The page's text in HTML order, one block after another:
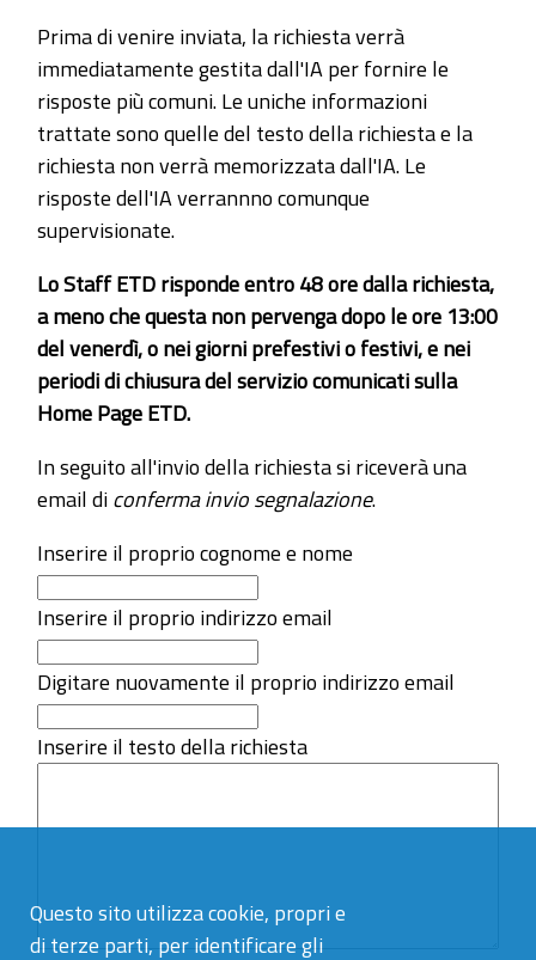
Questo sito utilizza cookie, propri e
di terze parti, per identificare gli
Prima di venire inviata, la richiesta verrà
immediatamente gestita dall'IA per fornire le
risposte più comuni. Le uniche informazioni
trattate sono quelle del testo della richiesta e la
richiesta non verrà memorizzata dall'IA. Le
risposte dell'IA verrannno comunque
supervisionate.
Lo Staff ETD risponde entro 48 ore dalla richiesta,
a meno che questa non pervenga dopo le ore 13:00
del venerdì, o nei giorni prefestivi o festivi, e nei
periodi di chiusura del servizio comunicati sulla
Home Page ETD.
In seguito all'invio della richiesta si riceverà una
email diconferma invio segnalazione.
Inserire il proprio cognome e nome
Inserire il proprio indirizzo email
Digitare nuovamente il proprio indirizzo email
Inserire il testo della richiesta